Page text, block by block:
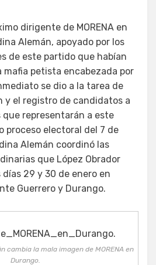
dirigente de MORENA en
Alemán, apoyado por los
de este partido que habían
mafia petista encabezada por
se dio a la tarea de
y el registro de candidatos a
representarán a este
proceso electoral del 7 de
Alemán coordinó las
que López Obrador
29 y 30 de enero en
Guerrero y Durango.
cambia la mala imagen de MORENA en
Durango.